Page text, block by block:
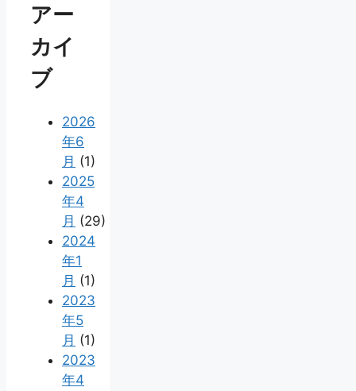
アー
カイ
ブ
2026
年6
月 (1)
2025
年4
月 (29)
2024
年1
月 (1)
2023
年5
月 (1)
2023
年4